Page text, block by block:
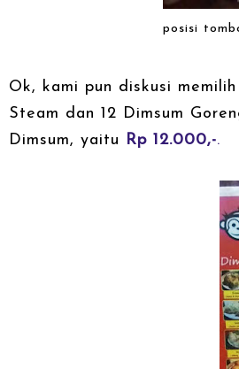
posisi
Ok, kami pun diskusi
Steam dan 12 Dimsum
Dimsum, yaitu Rp 12.000,-.